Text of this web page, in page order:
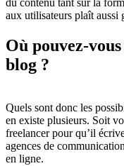
du contenu tant sur la
aux utilisateurs plaît aussi
Où pouvez-vous
blog ?
Quels sont donc les
en existe plusieurs. Soit
freelancer pour qu’il
agences de
en ligne.